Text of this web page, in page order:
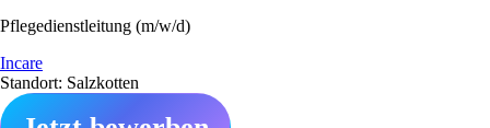
Pflegedienstleitung (m/w/d)
Incare
Standort: Salzkotten